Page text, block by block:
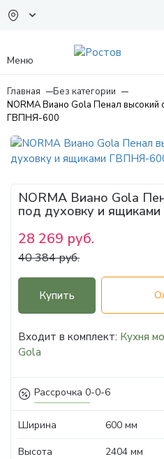
Меню
Главная
Без категории
NORMA Виано Gola Пенал высокий
ГВПНЯ-600
Рассрочка 0-0-6
NORMA Виано Gola
под духовку и
28 269 руб.
40 384 руб.
Купить
Входит в комплект: Кухня
Gola
Ширина
600 мм
Высота
2404 мм